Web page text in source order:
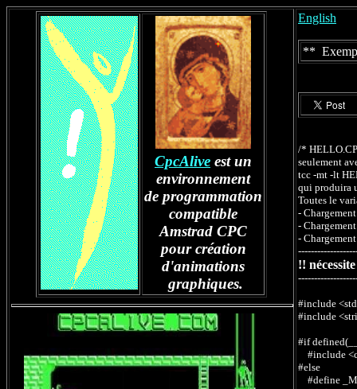
CpcAlive est un
environnement
de programmation
compatible
Amstrad CPC
pour création
d'animations
graphiques.
English
**
/*
seulement
tcc -mt -lt
qui produira
Toutes le
-
-
-
!!
#include
#include
#if
#include
#else
#define